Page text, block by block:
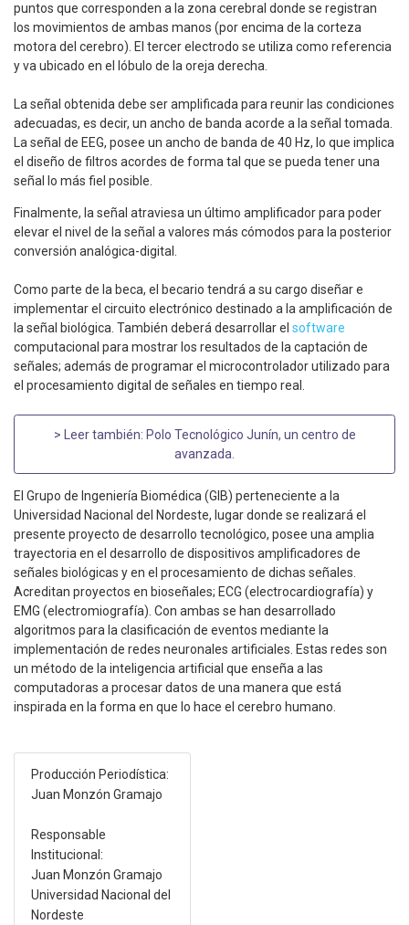
puntos que corresponden a la zona cerebral donde se registran
los movimientos de ambas manos (por encima de la corteza
motora del cerebro). El tercer electrodo se utiliza como referencia
y va ubicado en el lóbulo de la oreja derecha.
La señal obtenida debe ser amplificada para reunir las condiciones
adecuadas, es decir, un ancho de banda acorde a la señal tomada.
La señal de EEG, posee un ancho de banda de 40 Hz, lo que implica
el diseño de filtros acordes de forma tal que se pueda tener una
señal lo más fiel posible.
Finalmente, la señal atraviesa un último amplificador para poder
elevar el nivel de la señal a valores más cómodos para la posterior
conversión analógica-digital.
Como parte de la beca, el becario tendrá a su cargo diseñar e
implementar el circuito electrónico destinado a la amplificación de
la señal biológica. También deberá desarrollar el software
computacional para mostrar los resultados de la captación de
señales; además de programar el microcontrolador utilizado para
el procesamiento digital de señales en tiempo real.
> Leer también: Polo Tecnológico Junín, un centro de
avanzada
El Grupo de Ingeniería Biomédica (GIB) perteneciente a la
Universidad Nacional del Nordeste, lugar donde se realizará el
presente proyecto de desarrollo tecnológico, posee una amplia
trayectoria en el desarrollo de dispositivos amplificadores de
señales biológicas y en el procesamiento de dichas señales.
Acreditan proyectos en bioseñales; ECG (electrocardiografía) y
EMG (electromiografía). Con ambas se han desarrollado
algoritmos para la clasificación de eventos mediante la
implementación de redes neuronales artificiales. Estas redes son
un método de la inteligencia artificial que enseña a las
computadoras a procesar datos de una manera que está
inspirada en la forma en que lo hace el cerebro humano.
Producción Periodística:
Juan Monzón Gramajo
Responsable
Institucional:
Juan Monzón Gramajo
Universidad Nacional del
Nordeste